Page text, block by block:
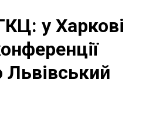
у Харкові
Львівський